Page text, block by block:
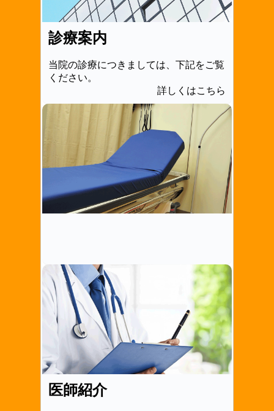
診療案内
当院の診療につきましては、下記をご覧
ください。
詳しくはこちら
医師紹介